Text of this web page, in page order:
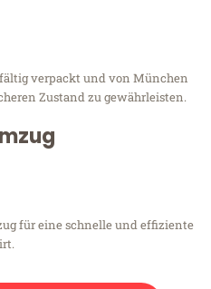
verpackt und von München
Zustand zu gewährleisten.
für eine schnelle und effiziente